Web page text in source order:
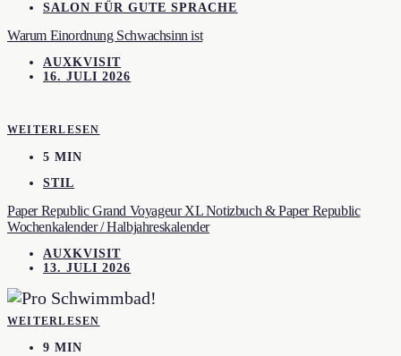
SALON FÜR GUTE SPRACHE
Warum Einordnung Schwachsinn ist
AUXKVISIT
16. JULI 2026
WEITERLESEN
5 MIN
STIL
Paper Republic Grand Voyageur XL Notizbuch & Paper Republic
Wochenkalender / Halbjahreskalender
AUXKVISIT
13. JULI 2026
WEITERLESEN
9 MIN